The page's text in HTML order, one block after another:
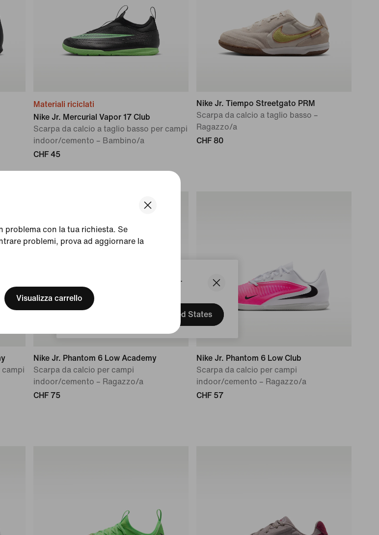
We think you are in United States.
Update your location?
United States
problema con la tua richiesta. Se
problemi, prova ad aggiornare la
Visualizza carrello
Materiali riciclati
Nike Jr. Mercurial Vapor 17 Club
Scarpa da calcio a taglio basso per campi
indoor/cemento – Bambino/a
CHF 45
Nike Jr. Tiempo Streetgato PRM
Scarpa da calcio a taglio basso –
Ragazzo/a
CHF 80
campi
Nike Jr. Phantom 6 Low Academy
Scarpa da calcio per campi
indoor/cemento – Ragazzo/a
CHF 75
Nike Jr. Phantom 6 Low Club
Scarpa da calcio per campi
indoor/cemento – Ragazzo/a
CHF 57